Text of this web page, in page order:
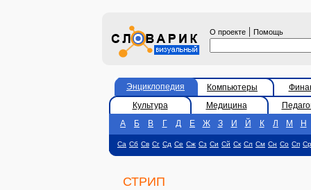
О проекте | Помощь
Энциклопедия Компьютеры
Культура
Медицина
А
Б В Г Д Е Ж З И Й К Л М Н
Са Сб Св Сг Сд Се Сж Сз Си Сй Ск Сл См Сн Со Сп Ср
СТРИП